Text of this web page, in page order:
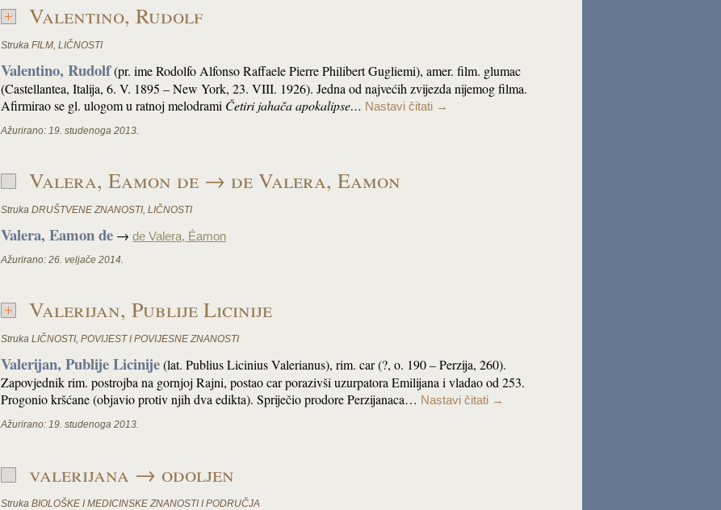
Valentino, Rudolf
Struka FILM, LIČNOSTI
Valentino, Rudolf(pr. ime Rodolfo Alfonso Raffaele Pierre Philibert Gugliemi), amer. film. glumac
(Castellantea, Italija, 6. V. 1895 – New York, 23. VIII. 1926). Jedna od najvećih zvijezda nijemog filma.
Afirmirao se gl. ulogom u ratnoj melodrami Četiri jahača apokalipse… Nastavi čitati →
Ažurirano: 19. studenoga 2013.
Valera, Eamon de → de Valera, Eamon
Struka DRUŠTVENE ZNANOSTI, LIČNOSTI
Valera, Eamon de → de Valera, Éamon
Ažurirano: 26. veljače 2014.
Valerijan, Publije Licinije
Struka LIČNOSTI, POVIJEST I POVIJESNE ZNANOSTI
Valerijan, Publije Licinije(lat. Publius Licinius Valerianus), rim. car (?, o. 190 – Perzija, 260).
Zapovjednik rim. postrojba na gornjoj Rajni, postao car porazivši uzurpatora Emilijana i vladao od 253.
Progonio kršćane (objavio protiv njih dva edikta). Spriječio prodore Perzijanaca… Nastavi čitati →
Ažurirano: 19. studenoga 2013.
valerijana → odoljen
Struka BIOLOŠKE I MEDICINSKE ZNANOSTI I PODRUČJA